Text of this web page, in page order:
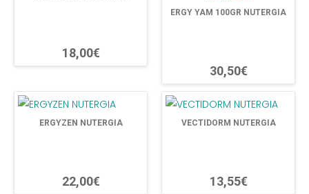
18,00€
ERGY YAM 100GR NUTERGIA
30,50€
ERGYZEN NUTERGIA
22,00€
VECTIDORM NUTERGIA
13,55€